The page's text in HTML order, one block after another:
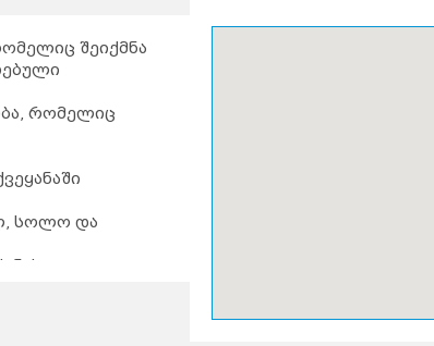
შეიქმნა
რომელიც
სოლო და